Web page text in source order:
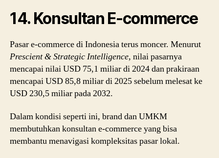
14. Konsultan E-commerce
Pasar e-commerce di Indonesia terus moncer. Menurut
Prescient & Strategic Intelligence, nilai pasarnya
mencapai nilai USD 75,1 miliar di 2024 dan prakiraan
mencapai USD 85,8 miliar di 2025 sebelum melesat ke
USD 230,5 miliar pada 2032.
Dalam kondisi seperti ini, brand dan UMKM
membutuhkan konsultan e-commerce yang bisa
membantu menavigasi kompleksitas pasar lokal.